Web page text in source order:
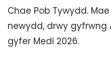
Chae Pob Tywydd.
newydd, drwy gyfrwng
gyfer Medi 2026.